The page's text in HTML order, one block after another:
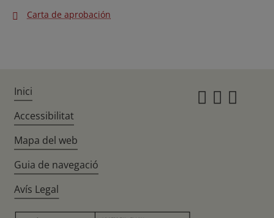
Carta de aprobación
Inici
Accessibilitat
Mapa del web
Guia de navegació
Avís Legal